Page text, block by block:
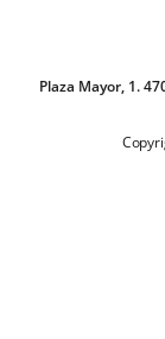
Plaza Mayor, 1.